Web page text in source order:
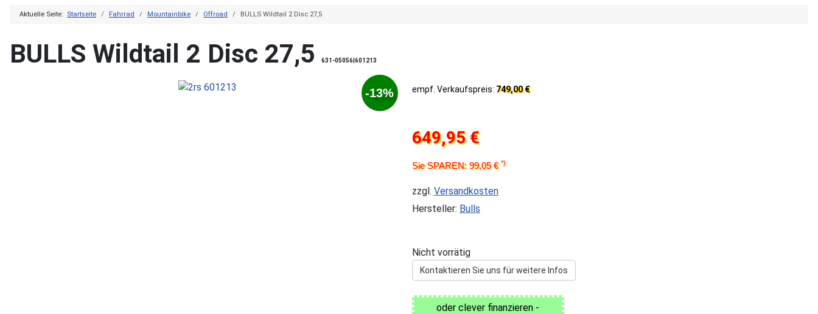
Aktuelle Seite: Startseite Fahrrad Mountainbike Offroad BULLS Wildtail 2 Disc 27,5
BULLS Wildtail 2 Disc 27,5 631-05056|601213
-13% empf. Verkaufspreis: 749,00 €
649,95 €
Sie SPAREN: 99,05 €*)
zzgl. Versandkosten
Hersteller: Bulls
Nicht vorrätig
Kontaktieren Sie uns für weitere Infos
oder clever finanzieren -